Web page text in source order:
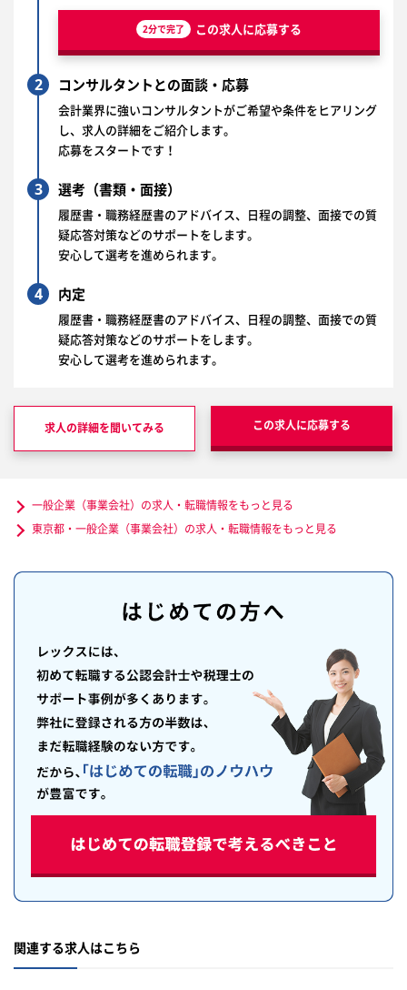
2分で完了 この求人に応募する
2 コンサルタントとの面談・応募
会計業界に強いコンサルタントがご希望や条件をヒアリング
し、求人の詳細をご紹介します。
応募をスタートです！
3 選考（書類・面接）
履歴書・職務経歴書のアドバイス、日程の調整、面接での質
疑応答対策などのサポートをします。
安心して選考を進められます。
4 内定
履歴書・職務経歴書のアドバイス、日程の調整、面接での質
疑応答対策などのサポートをします。
安心して選考を進められます。
求人の詳細を聞いてみる この求人に応募する
一般企業（事業会社）の求人・転職情報をもっと見る
東京都・一般企業（事業会社）の求人・転職情報をもっと見る
関連する求人はこちら